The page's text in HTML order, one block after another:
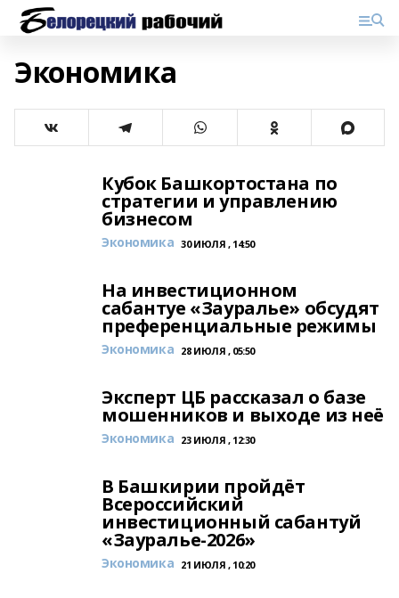
Экономика
Кубок Башкортостана по
стратегии и управлению
бизнесом
Экономика 30 ИЮЛЯ , 14:50
На инвестиционном
сабантуе «Зауралье» обсудят
преференциальные режимы
Экономика 28 ИЮЛЯ , 05:50
Эксперт ЦБ рассказал о базе
мошенников и выходе из неё
Экономика 23 ИЮЛЯ , 12:30
В Башкирии пройдёт
Всероссийский
инвестиционный сабантуй
«Зауралье-2026»
Экономика 21 ИЮЛЯ , 10:20